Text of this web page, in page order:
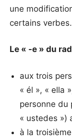
une
certains verbes.
Le « -e » du
aux trois
« él », « ella
personne du
« ustedes »)
à la